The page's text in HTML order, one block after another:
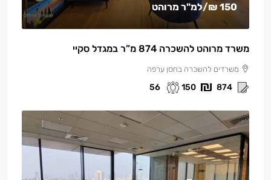
150 ₪ /למ"ר מרוהט
משרד מרוהט להשכרה 874 מ”ר במגדל סקיי
משרדים להשכרה בחסן ערפה
874
150
56